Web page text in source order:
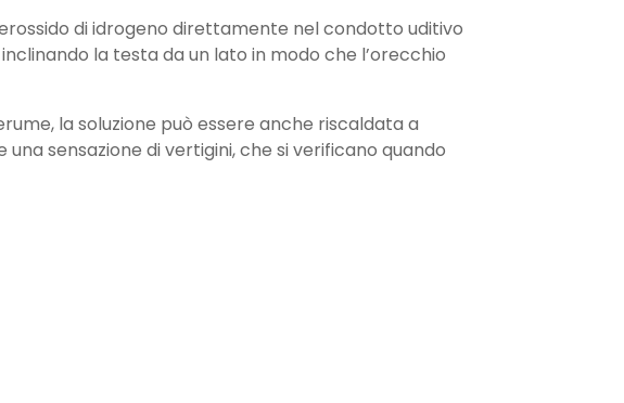
di idrogeno direttamente nel condotto uditivo
la testa da un lato in modo che l’orecchio
la soluzione può essere anche riscaldata a
sensazione di vertigini, che si verificano quando